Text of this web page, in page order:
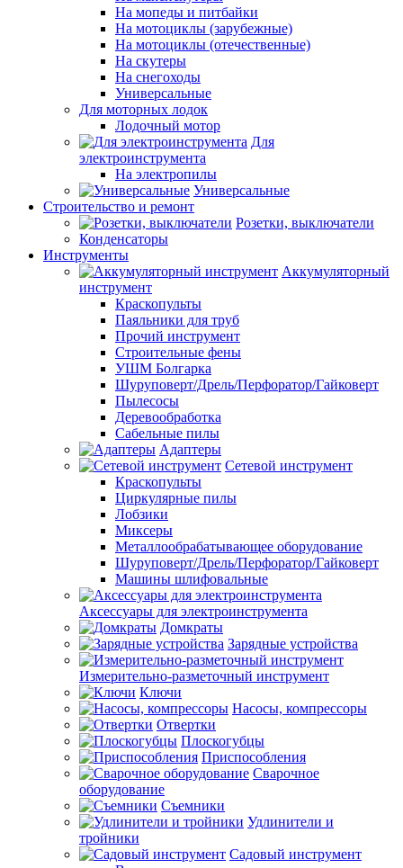
На мопеды и питбайки
На мотоциклы (зарубежные)
На мотоциклы (отечественные)
На скутеры
На снегоходы
Универсальные
Для моторных лодок
Лодочный мотор
Для
электроинструмента
На электропилы
Универсальные
Строительство и ремонт
Розетки, выключатели
Конденсаторы
Инструменты
Аккумуляторный
инструмент
Краскопульты
Паяльники для труб
Прочий инструмент
Строительные фены
УШМ Болгарка
Шуруповерт/Дрель/Перфоратор/Гайковерт
Пылесосы
Деревообработка
Сабельные пилы
Адаптеры
Сетевой инструмент
Краскопульты
Циркулярные пилы
Лобзики
Миксеры
Металлообрабатывающее оборудование
Шуруповерт/Дрель/Перфоратор/Гайковерт
Машины шлифовальные
Аксессуары для электроинструмента
Домкраты
Зарядные устройства
Измерительно-разметочный инструмент
Ключи
Насосы, компрессоры
Отвертки
Плоскогубцы
Приспособления
Сварочное
оборудование
Съемники
Удлинители и
тройники
Садовый инструмент